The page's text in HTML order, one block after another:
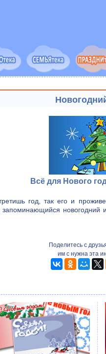
Всё для Нового
год, так его и
запоминающийся
Поделитесь с
им с нужна эта